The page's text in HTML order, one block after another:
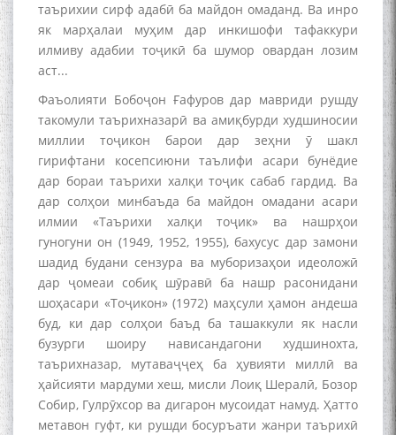
таърихии сирф адабӣ ба майдон омаданд. Ва инро
як марҳалаи муҳим дар инкишофи тафаккури
илмиву адабии тоҷикӣ ба шумор овардан лозим
аст...
Фаъолияти Бобоҷон Ғафуров дар мавриди рушду
такомули таърихназарӣ ва амиқбурди худшиносии
миллии тоҷикон барои дар зеҳни ӯ шакл
гирифтани косепсиюни таълифи асари бунёдие
дар бораи таърихи халқи тоҷик сабаб гардид. Ва
дар солҳои минбаъда ба майдон омадани асари
илмии «Таърихи халқи тоҷик» ва нашрҳои
гуногуни он (1949, 1952, 1955), бахусус дар замони
шадид будани сензура ва муборизаҳои идеоложӣ
дар ҷомеаи собиқ шӯравӣ ба нашр расонидани
шоҳасари «Тоҷикон» (1972) маҳсули ҳамон андеша
буд, ки дар солҳои баъд ба ташаккули як насли
бузурги шоиру нависандагони худшинохта,
таърихназар, мутаваҷҷеҳ ба ҳувияти миллӣ ва
ҳайсияти мардуми хеш, мисли Лоиқ Шералӣ, Бозор
Собир, Гулрӯхсор ва дигарон мусоидат намуд. Ҳатто
метавон гуфт, ки рушди босуръати жанри таърихӣ
МАВЛОНО ҶАЛОЛИДДИНИ
БАЛХӢ БУЗУРГТАРИН
МУТАФАККИР ВА ОРИФИ
به عبارت دیگر: گفتگو با مومن
قناعت Mumin Qanoat
Сухбати навқаламон бо
Муъмин Қаноат\Meeting of
young talents with Mumyin
Kanoat